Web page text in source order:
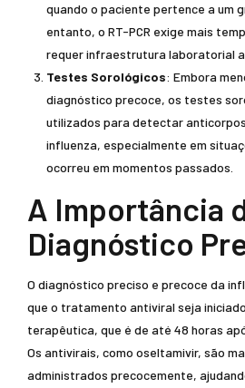
quando o paciente pertence a um
entanto, o RT-PCR exige mais
requer infraestrutura laboratorial
Testes Sorológicos: Embora
diagnóstico precoce, os testes
utilizados para detectar
influenza, especialmente em
ocorreu em momentos passados.
A Importância
Diagnóstico
O diagnóstico preciso e precoce da
que o tratamento antiviral seja
terapêutica, que é de até 48 horas
Os antivirais, como oseltamivir, são
administrados precocemente,